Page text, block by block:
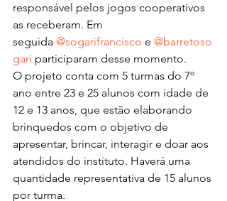
responsável pelos jogos cooperativos
as receberam. Em
seguida @sogarifrancisco e @barretoso
gari participaram desse momento.
O projeto conta com 5 turmas do 7º
ano entre 23 e 25 alunos com idade de
12 e 13 anos, que estão elaborando
brinquedos com o objetivo de
apresentar, brincar, interagir e doar aos
atendidos do instituto. Haverá uma
quantidade representativa de 15 alunos
por turma.